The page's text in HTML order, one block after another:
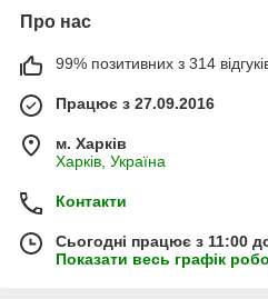
Про нас
99% позитивних з 314
Працює з 27.09.2016
м. Харків
Харків, Україна
Контакти
Сьогодні працює з 11:00
Показати весь графік